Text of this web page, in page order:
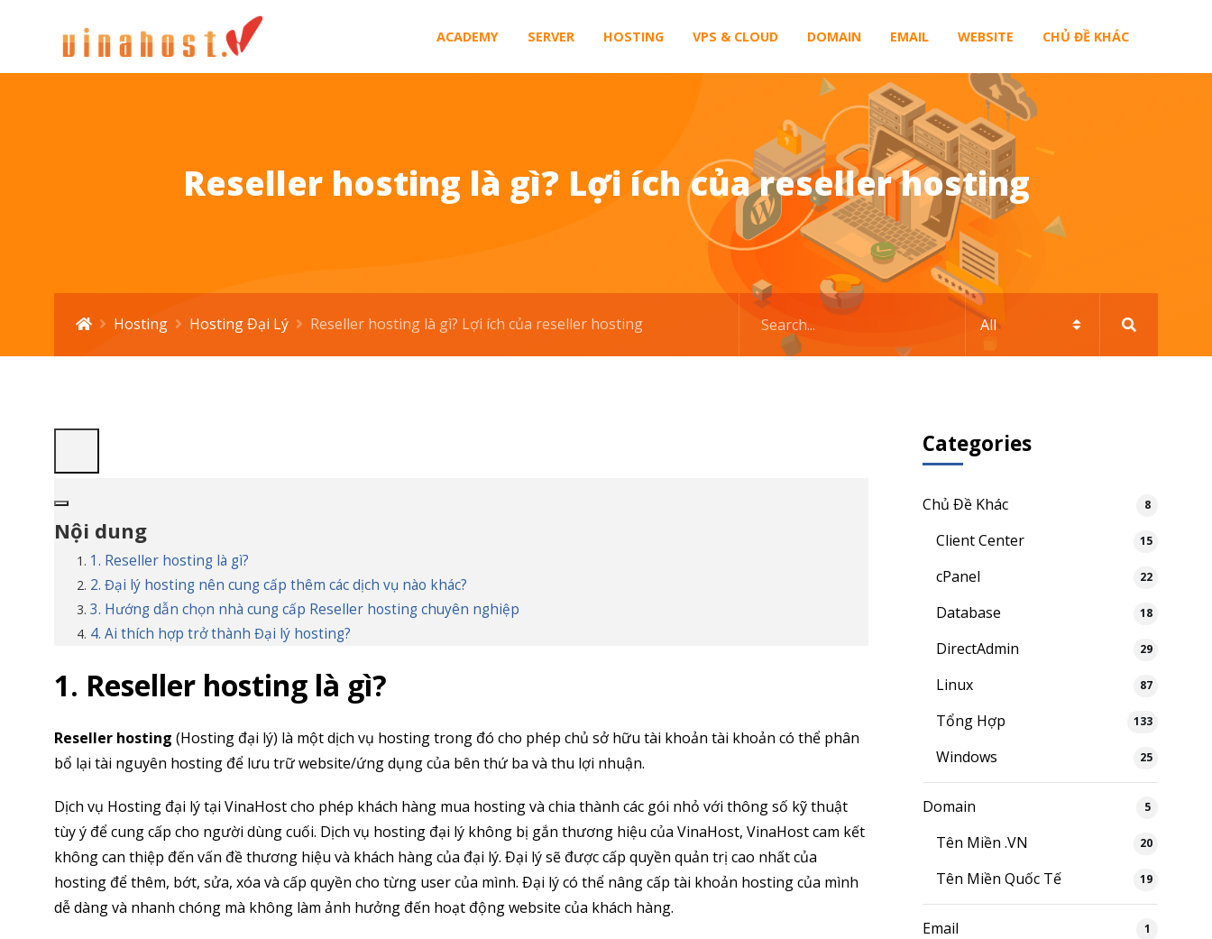
ACADEMY SERVER HOSTING VPS & CLOUD DOMAIN EMAIL WEBSITE CHỦ ĐỀ KHÁC
Reseller hosting là gì? Lợi ích của reseller hosting
Hosting Hosting Đại Lý Reseller hosting là gì? Lợi ích của reseller hosting
Nội dung
1. Reseller hosting là gì?
2. Đại lý hosting nên cung cấp thêm các dịch vụ nào khác?
3. Hướng dẫn chọn nhà cung cấp Reseller hosting chuyên nghiệp
4. Ai thích hợp trở thành Đại lý hosting?
1. Reseller hosting là gì?
Reseller hosting (Hosting đại lý) là một dịch vụ hosting trong đó cho phép chủ sở hữu tài khoản tài khoản có thể phân
bổ lại tài nguyên hosting để lưu trữ website/ứng dụng của bên thứ ba và thu lợi nhuận.
Dịch vụ Hosting đại lý tại VinaHost cho phép khách hàng mua hosting và chia thành các gói nhỏ với thông số kỹ thuật
tùy ý để cung cấp cho người dùng cuối. Dịch vụ hosting đại lý không bị gắn thương hiệu của VinaHost, VinaHost cam kết
không can thiệp đến vấn đề thương hiệu và khách hàng của đại lý. Đại lý sẽ được cấp quyền quản trị cao nhất của
hosting để thêm, bớt, sửa, xóa và cấp quyền cho từng user của mình. Đại lý có thể nâng cấp tài khoản hosting của mình
dễ dàng và nhanh chóng mà không làm ảnh hưởng đến hoạt động website của khách hàng.
Categories
Chủ Đề Khác 8
Client Center 15
cPanel 22
Database 18
DirectAdmin 29
Linux 87
Tổng Hợp 133
Windows 25
Domain 5
Tên Miền .VN 20
Tên Miền Quốc Tế 19
Email 1